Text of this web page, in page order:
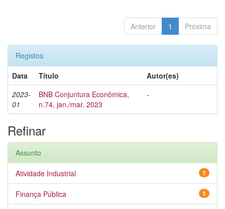
Anterior 1 Próxima
Registos:
Data
Título
Autor(es)
2023-
01
BNB Conjuntura Econômica,
n.74, jan./mar. 2023
-
Refinar
Assunto
1
Atividade Industrial
1
Finança Pública